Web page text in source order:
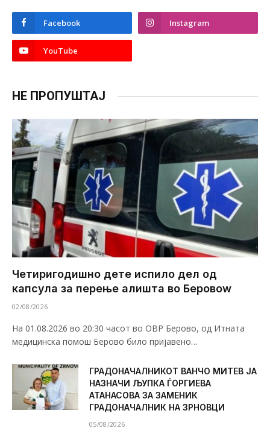
Facebook Instagram
YouTube
НЕ ПРОПУШТАЈ
Четиригодишно дете испило дел од
капсула за перење алишта во Беровоw
02/08/2026
На 01.08.2026 во 20:30 часот во ОВР Берово, од Итната
медицинска помош Берово било пријавено…
ГРАДОНАЧАЛНИКОТ ВАНЧО МИТЕВ ЈА
НАЗНАЧИ ЉУПКА ЃОРГИЕВА
АТАНАСОВА ЗА ЗАМЕНИК
ГРАДОНАЧАЛНИК НА ЗРНОВЦИ
05/08/2026